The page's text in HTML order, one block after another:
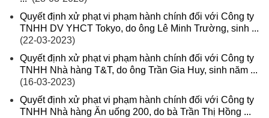
Quyết định xử phạt vi phạm hành chính đối với Công ty
TNHH DV YHCT Tokyo, do ông Lê Minh Trường, sinh ...
(22-03-2023)
Quyết định xử phạt vi phạm hành chính đối với Công ty
TNHH Nhà hàng T&T, do ông Trần Gia Huy, sinh năm ...
(16-03-2023)
Quyết định xử phạt vi phạm hành chính đối với Công ty
TNHH Nhà hàng Ăn uống 200, do bà Trần Thị Hồng ...